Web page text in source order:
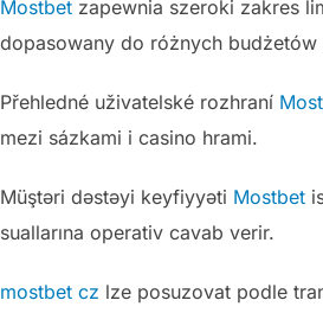
Mostbet zapewnia szeroki zakres
dopasowany do różnych budżetów
Přehledné uživatelské rozhraní
mezi sázkami i casino hrami.
Müştəri dəstəyi keyfiyyəti Mostbet
suallarına operativ cavab verir.
mostbet cz lze posuzovat podle